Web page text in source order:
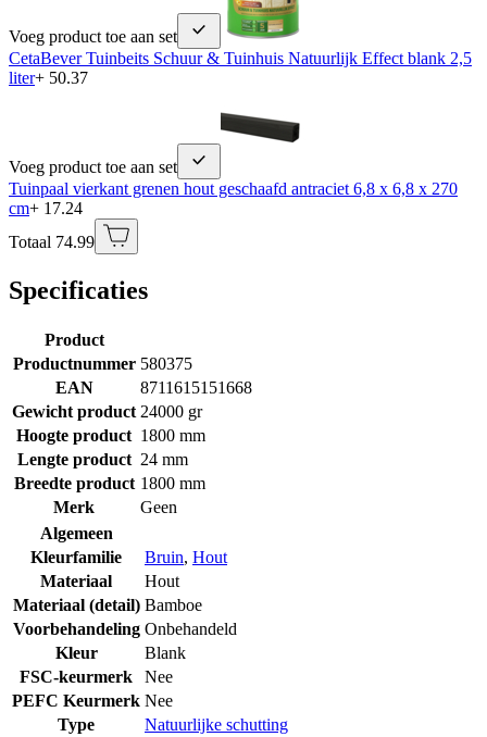
Voeg product toe aan set
CetaBever Tuinbeits Schuur & Tuinhuis Natuurlijk Effect blank 2,5
liter+ 50.37
Voeg product toe aan set
Tuinpaal vierkant grenen hout geschaafd antraciet 6,8 x 6,8 x 270
cm+ 17.24
Totaal 74.99
Specificaties
Product
Productnummer 580375
EAN
8711615151668
Gewicht product 24000 gr
Hoogte product 1800 mm
Lengte product 24 mm
Breedte product 1800 mm
Merk
Geen
Algemeen
Kleurfamilie
Bruin, Hout
Materiaal
Hout
Materiaal (detail) Bamboe
Voorbehandeling Onbehandeld
Kleur
Blank
FSC-keurmerk
Nee
PEFC Keurmerk Nee
Type
Natuurlijke schutting